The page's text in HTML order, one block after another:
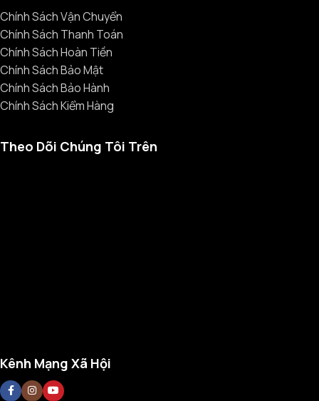
Chính Sách Vận Chuyển
Chính Sách Thanh Toán
Chính Sách Hoàn Tiền
Chính Sách Bảo Mật
Chính Sách Bảo Hành
Chính Sách Kiểm Hàng
Theo Dõi Chúng Tôi Trên
Kênh Mạng Xã Hội